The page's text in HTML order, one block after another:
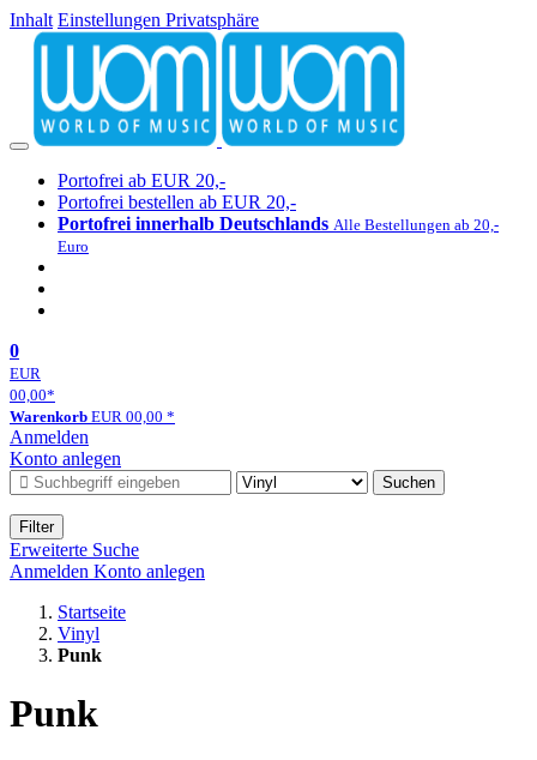
Inhalt Einstellungen Privatsphäre
Portofrei ab EUR 20,-
Portofrei bestellen ab EUR 20,-
Portofrei innerhalb Deutschlands Alle Bestellungen ab 20,-
Euro
0
EUR
00,00*
Warenkorb EUR 00,00 *
Anmelden
Konto anlegen
Suchen
Filter
Erweiterte Suche
Anmelden Konto anlegen
Startseite
Vinyl
Punk
Punk